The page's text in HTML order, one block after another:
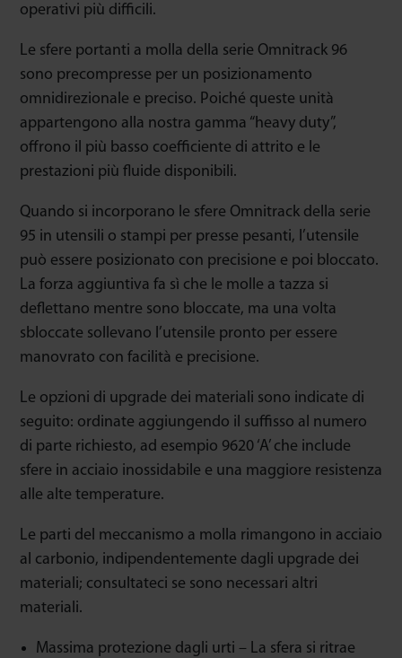
operativi più difficili.
Le sfere portanti a molla della serie Omnitrack 96
sono precompresse per un posizionamento
omnidirezionale e preciso. Poiché queste unità
appartengono alla nostra gamma “heavy duty”,
offrono il più basso coefficiente di attrito e le
prestazioni più fluide disponibili.
Quando si incorporano le sfere Omnitrack della serie
95 in utensili o stampi per presse pesanti, l’utensile
può essere posizionato con precisione e poi bloccato.
La forza aggiuntiva fa sì che le molle a tazza si
deflettano mentre sono bloccate, ma una volta
sbloccate sollevano l’utensile pronto per essere
manovrato con facilità e precisione.
Le opzioni di upgrade dei materiali sono indicate di
seguito: ordinate aggiungendo il suffisso al numero
di parte richiesto, ad esempio 9620 ‘A’ che include
sfere in acciaio inossidabile e una maggiore resistenza
alle alte temperature.
Le parti del meccanismo a molla rimangono in acciaio
al carbonio, indipendentemente dagli upgrade dei
materiali; consultateci se sono necessari altri
materiali.
Massima protezione dagli urti – La sfera si ritrae